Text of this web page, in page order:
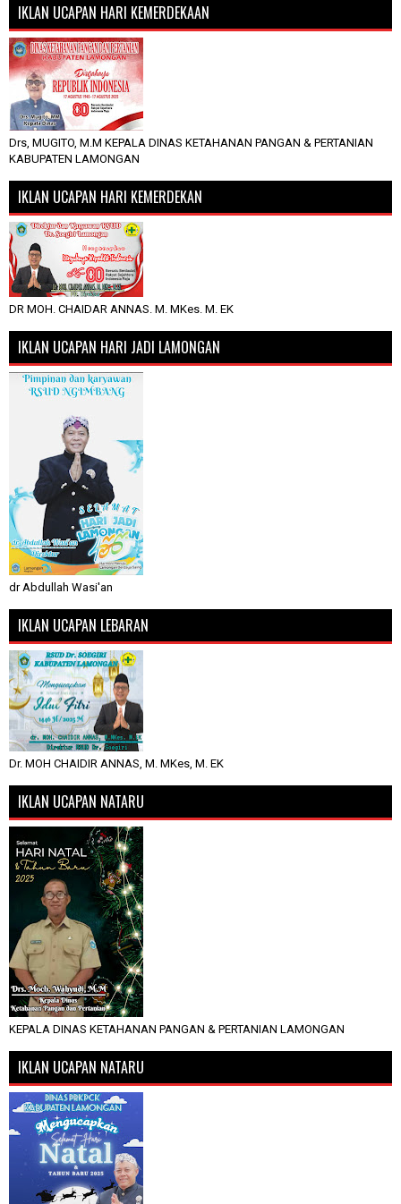
IKLAN UCAPAN HARI KEMERDEKAAN
Drs, MUGITO, M.M KEPALA DINAS KETAHANAN PANGAN & PERTANIAN
KABUPATEN LAMONGAN
IKLAN UCAPAN HARI KEMERDEKAN
DR MOH. CHAIDAR ANNAS. M. MKes. M. EK
IKLAN UCAPAN HARI JADI LAMONGAN
dr Abdullah Wasi'an
IKLAN UCAPAN LEBARAN
Dr. MOH CHAIDIR ANNAS, M. MKes, M. EK
IKLAN UCAPAN NATARU
KEPALA DINAS KETAHANAN PANGAN & PERTANIAN LAMONGAN
IKLAN UCAPAN NATARU